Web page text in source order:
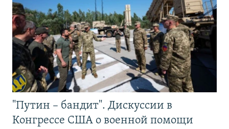
"Путин – бандит". Дискуссии в
Конгрессе США о военной помощи